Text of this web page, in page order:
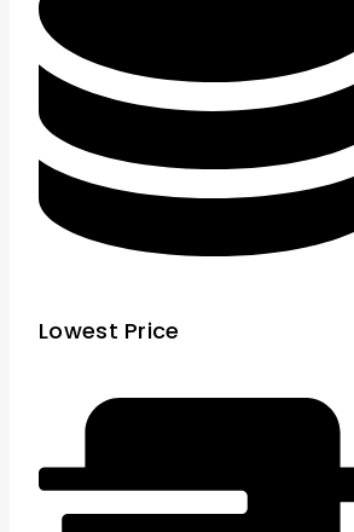
Lowest Price